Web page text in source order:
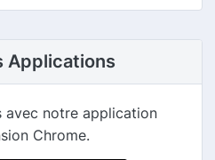
Applications
avec notre application
Chrome.